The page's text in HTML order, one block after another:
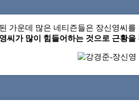
가운데 많은 네티즌들은 장신영씨
씨가 많이 힘들어하는 것으로 근황을